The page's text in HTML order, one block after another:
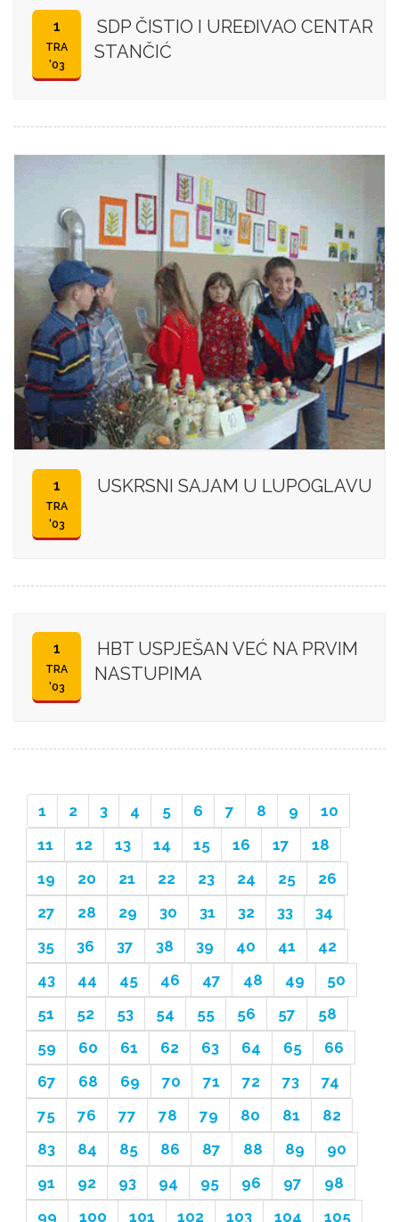
1
TRA
'03
SDP ČISTIO I UREĐIVAO CENTAR
STANČIĆ
1
TRA
'03
USKRSNI SAJAM U LUPOGLAVU
1
TRA
'03
HBT USPJEŠAN VEĆ NA PRVIM
NASTUPIMA
1 2 3 4 5 6 7 8 9
10
11
12 13 14 15 16 17
18
19
20 21 22 23 24 25
26
27
28 29 30 31 32 33
34
35
36 37 38 39 40 41
42
43
44 45 46 47 48 49
50
51
52 53 54 55 56 57
58
59
60 61 62 63 64 65
66
67
68 69 70 71 72 73
74
75
76 77 78 79 80 81
82
83
84 85 86 87 88 89
90
91
92 93 94 95 96 97
98
99
100 101 102 103 104 105